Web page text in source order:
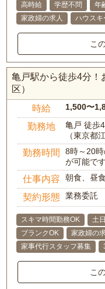
高時給
学歴不問 年
家政婦の求人
ハウス
こ
亀戸駅から徒歩4分！
区）
時給 1,500〜
勤務地
亀戸 徒歩
（東京都
勤務時間
8時～20
が可能で
仕事内容 朝食、昼
契約形態 業務委託
スキマ時間勤務OK 土
ブランクOK
家政婦の
家事代行スタッフ募集
こ